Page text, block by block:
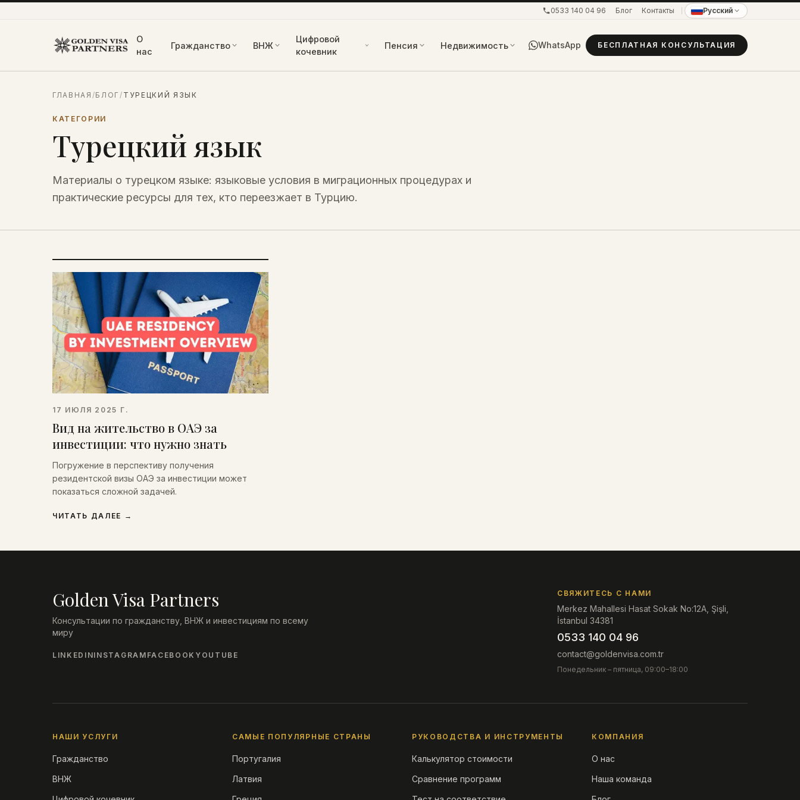
0533 140 04 96 Блог Контакты Русский
О
нас
Гражданство ВНЖ
Цифровой
кочевник
Пенсия Недвижимость WhatsApp БЕСПЛАТНАЯ КОНСУЛЬТАЦИЯ
ГЛАВНАЯ /БЛОГ/ ТУРЕЦКИЙ ЯЗЫК
КАТЕГОРИИ
Турецкий язык
Материалы о турецком языке: языковые условия в миграционных процедурах и
практические ресурсы для тех, кто переезжает в Турцию.
17 ИЮЛЯ 2025 Г.
Вид на жительство в ОАЭ за
инвестиции: что нужно знать
Погружение в перспективу получения
резидентской визы ОАЭ за инвестиции может
показаться сложной задачей.
ЧИТАТЬ ДАЛЕЕ →
Golden Visa Partners
Консультации по гражданству, ВНЖ и инвестициям по всему
миру
LINKEDININSTAGRAM FACEBOOK YOUTUBE
СВЯЖИТЕСЬ С НАМИ
Merkez Mahallesi Hasat Sokak No:12A, Şişli,
İstanbul 34381
0533 140 04 96
contact@goldenvisa.com.tr
Понедельник – пятница, 09:00–18:00
НАШИ УСЛУГИ
Гражданство
ВНЖ
САМЫЕ ПОПУЛЯРНЫЕ СТРАНЫ
Португалия
Латвия
РУКОВОДСТВА И ИНСТРУМЕНТЫ
Калькулятор стоимости
Сравнение программ
КОМПАНИЯ
О нас
Наша команда